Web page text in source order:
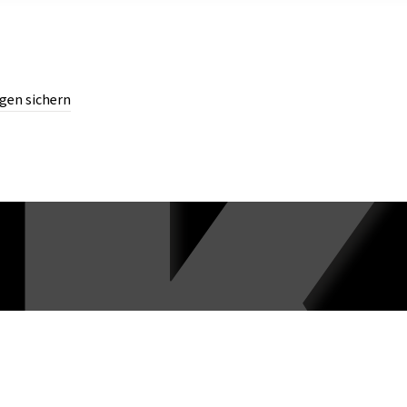
sichern